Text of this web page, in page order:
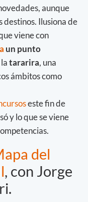
aunque
destinos. Ilusiona de
viene con
un punto
tararira, una
ámbitos como
este fin de
y lo que se viene
del
, con Jorge